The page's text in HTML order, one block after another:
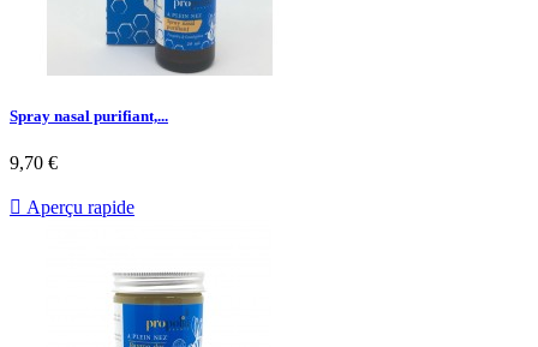
Spray nasal purifiant,...
9,70 €
 Aperçu rapide